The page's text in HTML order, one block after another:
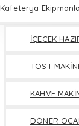
Kafeterya
İÇECEK
TOST
KAHVE
DÖNER